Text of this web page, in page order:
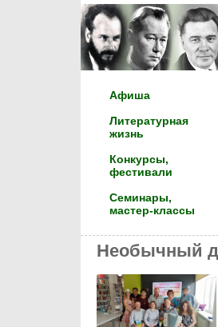
Афиша
Литературная
жизнь
Конкурсы,
фестивали
Семинары,
мастер-классы
Необычный